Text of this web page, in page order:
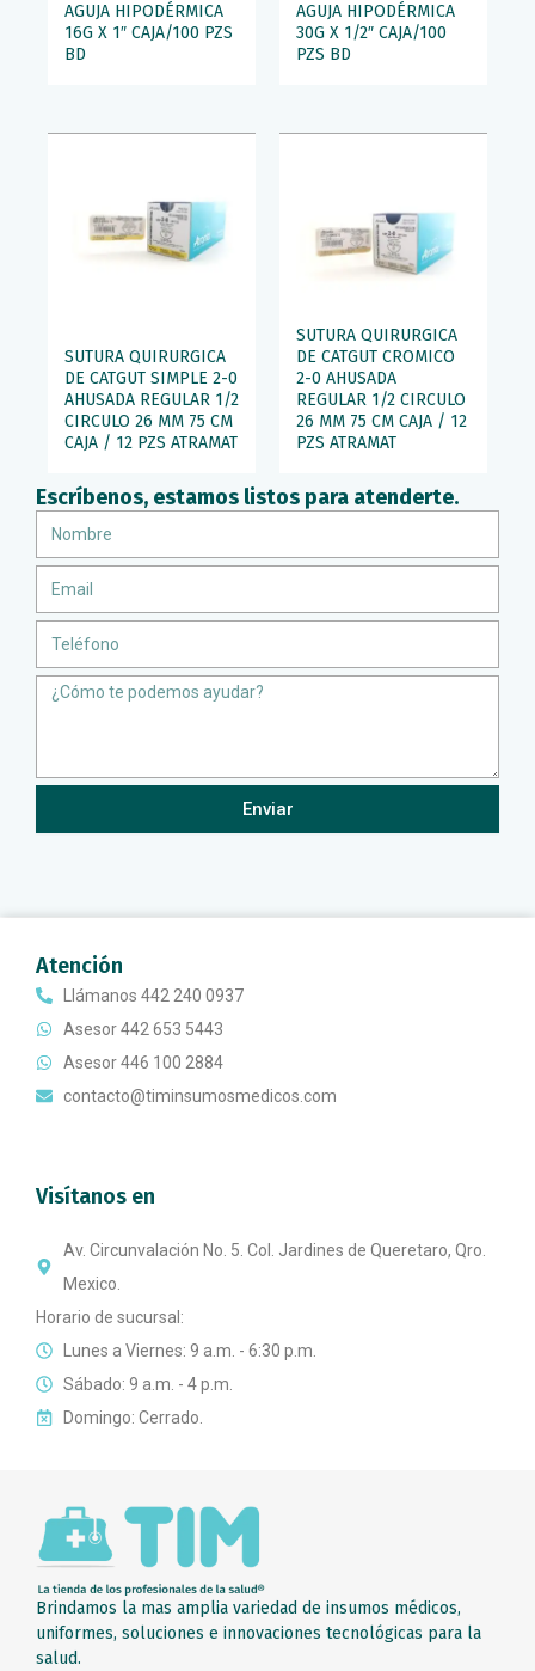
Escríbenos, estamos listos para atenderte.
Message
Enviar
AGUJA HIPODÉRMICA
16G X 1″ CAJA/100 PZS
BD
AGUJA HIPODÉRMICA
30G X 1/2″ CAJA/100
PZS BD
SUTURA QUIRURGICA
DE CATGUT SIMPLE 2-0
AHUSADA REGULAR 1/2
CIRCULO 26 MM 75 CM
CAJA / 12 PZS ATRAMAT
SUTURA QUIRURGICA
DE CATGUT CROMICO
2-0 AHUSADA
REGULAR 1/2 CIRCULO
26 MM 75 CM CAJA / 12
PZS ATRAMAT
Atención
Llámanos 442 240 0937
Asesor 442 653 5443
Asesor 446 100 2884
contacto@timinsumosmedicos.com
Visítanos en
Av. Circunvalación No. 5. Col. Jardines de Queretaro, Qro.
Mexico.
Horario de sucursal:
Lunes a Viernes: 9 a.m. - 6:30 p.m.
Sábado: 9 a.m. - 4 p.m.
Domingo: Cerrado.
Brindamos la mas amplia variedad de insumos médicos,
uniformes, soluciones e innovaciones tecnológicas para la
salud.